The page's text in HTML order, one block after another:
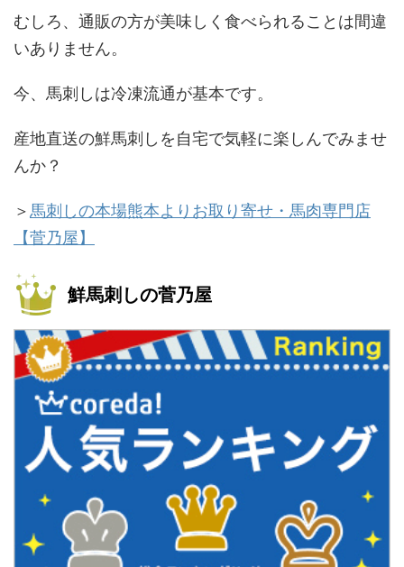
むしろ、通販の方が美味しく食べられることは間違
いありません。
今、馬刺しは冷凍流通が基本です。
産地直送の鮮馬刺しを自宅で気軽に楽しんでみませ
んか？
＞ 馬刺しの本場熊本よりお取り寄せ・馬肉専門店
【菅乃屋】
鮮馬刺しの菅乃屋